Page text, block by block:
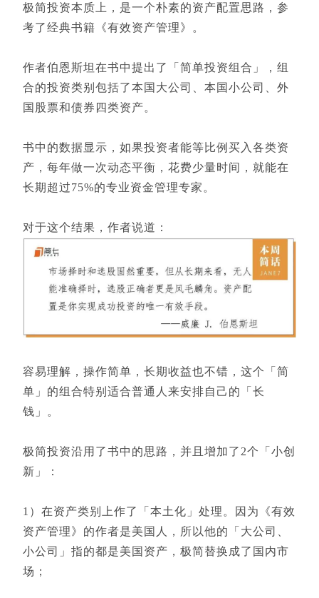
极简投资本质上，是一个朴素的资产配置思路，参
考了经典书籍《有效资产管理》。
作者伯恩斯坦在书中提出了「简单投资组合」，组
合的投资类别包括了本国大公司、本国小公司、外
国股票和债券四类资产。
书中的数据显示，如果投资者能等比例买入各类资
产，每年做一次动态平衡，花费少量时间，就能在
长期超过75%的专业资金管理专家。
对于这个结果，作者说道：
容易理解，操作简单，长期收益也不错，这个「简
单」的组合特别适合普通人来安排自己的「长
钱」。
极简投资沿用了书中的思路，并且增加了2个「小创
新」：
1）在资产类别上作了「本土化」处理。因为《有效
资产管理》的作者是美国人，所以他的「大公司、
小公司」指的都是美国资产，极简替换成了国内市
场；